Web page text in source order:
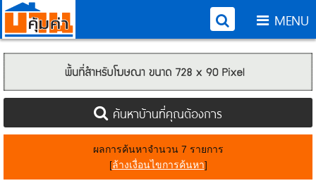
MENU
ค้นหาบ้านที่คุณต้องการ
ผลการค้นหาจำนวน 7 รายการ
[ล้างเงื่อนไขการค้นหา]